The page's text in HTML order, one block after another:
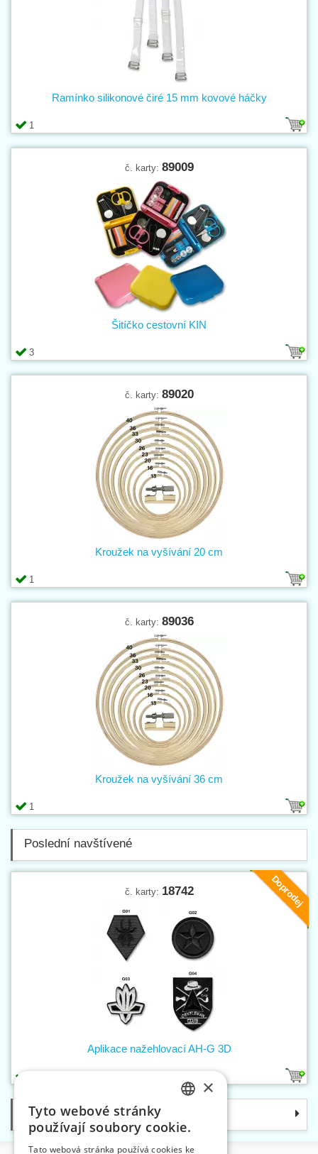
1
Ramínko silikonové čiré 15 mm kovové háčky
č. karty: 89009
3
Šitíčko cestovní KIN
č. karty: 89020
1
Kroužek na vyšívání 20 cm
č. karty: 89036
1
Kroužek na vyšívání 36 cm
Poslední navštívené
Doprodej
č. karty: 18742
Aplikace nažehlovací AH-G 3D
Kategorie
×
Tyto webové stránky
používají soubory cookie.
Tato webová stránka používá cookies ke